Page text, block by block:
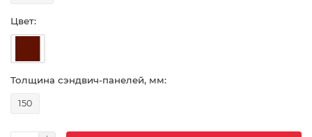
Цвет:
Толщина сэндвич-панелей, мм:
150